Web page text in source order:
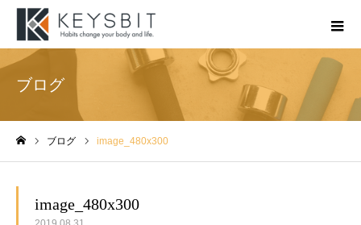
ブログ
ブログ image_480x300
image_480x300